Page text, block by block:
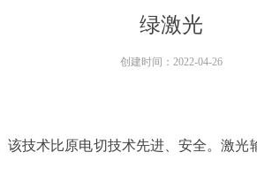
绿激光
技术比原电切技术先进、安全。激
创建时间： 2022-04-26